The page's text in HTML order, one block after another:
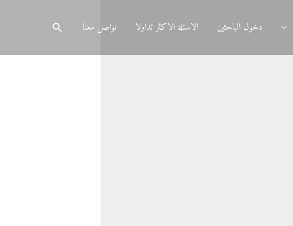
دخول الباحثين الاسئلة الاكثر تداولا تواصل معنا البحث